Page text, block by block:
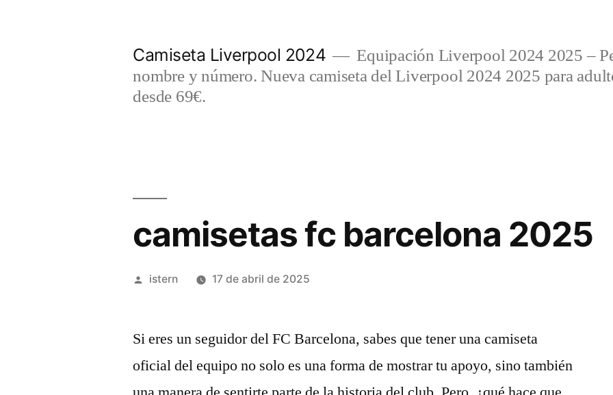
Camiseta Liverpool 2024
Equipación Liverpool 2024 2025 –
nombre y número. Nueva camiseta del Liverpool 2024 2025 para
desde 69€.
camisetas fc barcelona 2025
Publicado
istern 17 de abril de 2025
Si eres un seguidor del FC Barcelona, sabes que tener una camiseta
oficial del equipo no solo es una forma de mostrar tu apoyo, sino también